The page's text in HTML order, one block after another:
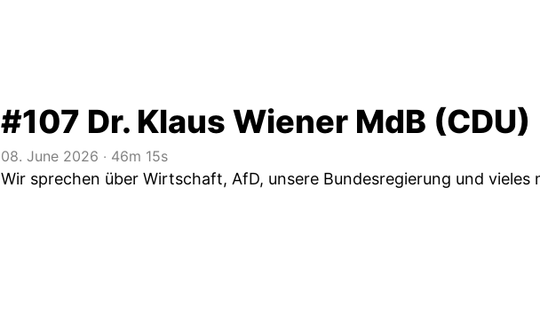
#107 Dr. Klaus Wiener MdB (CDU)
08. June 2026 ‧ 46m 15s
Wir sprechen über Wirtschaft, AfD, unsere Bundesregierung und vieles